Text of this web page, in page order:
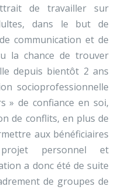
de travailler sur
dans le but de
communication et de
la chance de trouver
depuis bientôt 2 ans
socioprofessionnelle
» de confiance en soi,
de conflits, en plus de
aux bénéficiaires
personnel et
a donc été de suite
de groupes de